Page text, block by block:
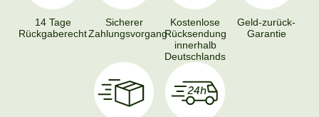
14 Tage
Rückgaberecht
Sicherer
Zahlungsvorgang
Kostenlose
Rücksendung
innerhalb
Deutschlands
Geld-zurück-
Garantie